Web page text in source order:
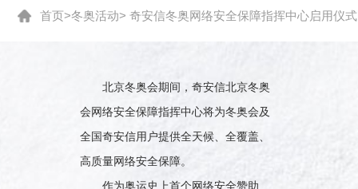
首页>冬奥活动> 奇安信冬奥网络安全保障指挥中心启用仪式
北京冬奥会期间，奇安信北京冬奥
会网络安全保障指挥中心将为冬奥会及
全国奇安信用户提供全天候、全覆盖、
高质量网络安全保障。
作为奥运史上首个网络安全赞助